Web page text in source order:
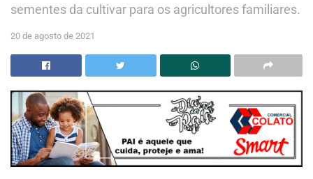
sementes da cultivar para os agricultores familiares.
20 de agosto de 2021